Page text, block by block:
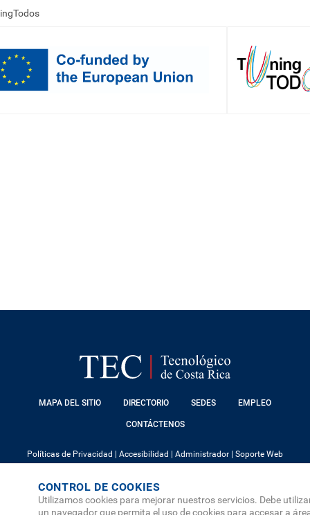
FOOTERMAPA DEL SITIO DIRECTORIO SEDES EMPLEO
CONTÁCTENOS
Políticas de Privacidad Accesibilidad Administrador
Soporte Web
SOCIAL
CONTROL DE COOKIES
Utilizamos cookies para mejorar nuestros servicios. Debe
un navegador que permita el uso de cookies para accesar a